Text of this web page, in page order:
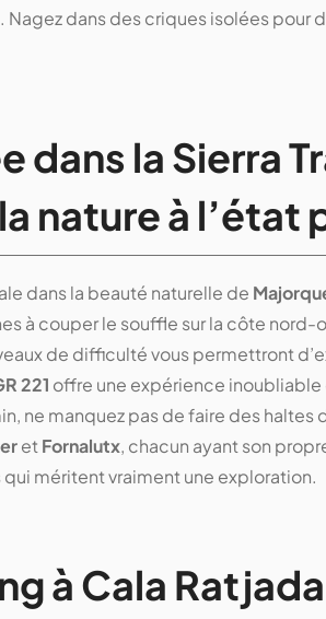
dans des criques isolées pour
dans la Sierra
nature à l’état
dans la beauté naturelle de
à couper le souffle sur la côte nord-
de difficulté vous permettront
221 offre une expérience
ne manquez pas de faire des
et Fornalutx, chacun ayant son
méritent vraiment une exploration.
à Cala